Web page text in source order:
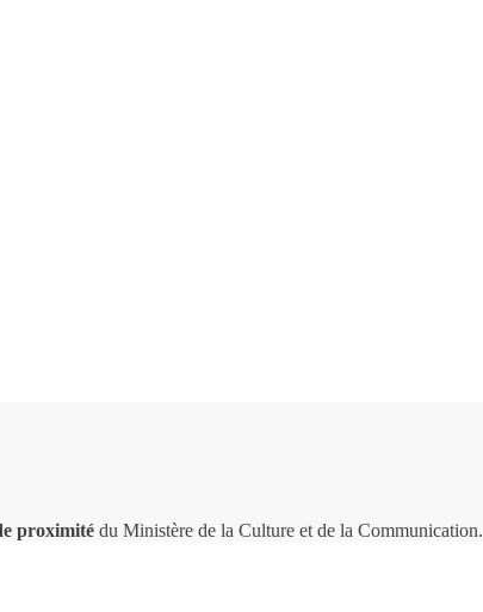
proximité du Ministère de la Culture et de la Communication.